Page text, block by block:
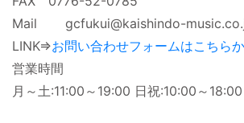
Mail gcfukui@kaishindo-
LINK⇒お問い合わせフォームはこちら
営業時間
月～土:11:00～19:00 日祝:10:00～